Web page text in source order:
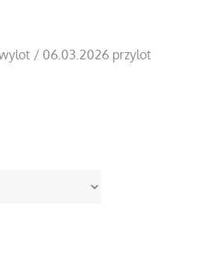
wylot / 06.03.2026 przylot